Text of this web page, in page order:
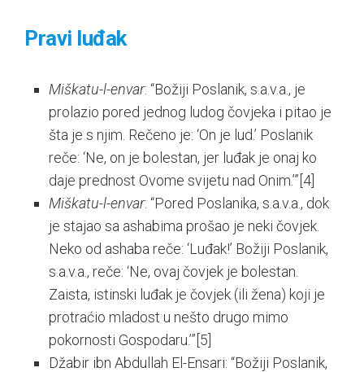
Pravi luđak
Miškatu-l-envar: “Božiji Poslanik, s.a.v.a., je
prolazio pored jednog ludog čovjeka i pitao je
šta je s njim. Rečeno je: ‘On je lud.’ Poslanik
reče: ‘Ne, on je bolestan, jer luđak je onaj ko
daje prednost Ovome svijetu nad Onim.’”[4]
Miškatu-l-envar: “Pored Poslanika, s.a.v.a., dok
je stajao sa ashabima prošao je neki čovjek.
Neko od ashaba reče: ‘Luđak!’ Božiji Poslanik,
s.a.v.a., reče: ‘Ne, ovaj čovjek je bolestan.
Zaista, istinski luđak je čovjek (ili žena) koji je
protraćio mladost u nešto drugo mimo
pokornosti Gospodaru.’”[5]
Džabir ibn Abdullah El-Ensari: “Božiji Poslanik,